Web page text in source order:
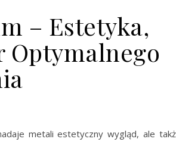
– Estetyka,
Optymalnego
metali estetyczny wygląd, ale